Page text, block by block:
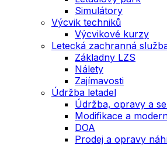
Simulátory
Výcvik techniků
Výcvikové kurzy
Letecká zachranná
Základny LZS
Nálety
Zajímavosti
Údržba letadel
Údržba, opravy a
Modifikace a
DOA
Prodej a opravy